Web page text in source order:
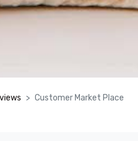
Customer Market Place